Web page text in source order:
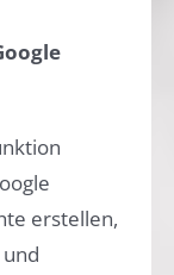
erstellen,